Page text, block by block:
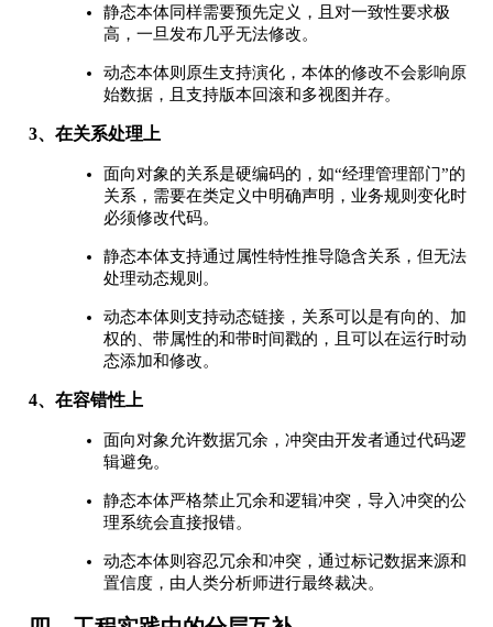
静态本体同样需要预先定义，且对一致性要求极
高，一旦发布几乎无法修改。
动态本体则原生支持演化，本体的修改不会影响原
始数据，且支持版本回滚和多视图并存。
3、在关系处理上
面向对象的关系是硬编码的，如“经理管理部门”的
关系，需要在类定义中明确声明，业务规则变化时
必须修改代码。
静态本体支持通过属性特性推导隐含关系，但无法
处理动态规则。
动态本体则支持动态链接，关系可以是有向的、加
权的、带属性的和带时间戳的，且可以在运行时动
态添加和修改。
4、在容错性上
面向对象允许数据冗余，冲突由开发者通过代码逻
辑避免。
静态本体严格禁止冗余和逻辑冲突，导入冲突的公
理系统会直接报错。
动态本体则容忍冗余和冲突，通过标记数据来源和
置信度，由人类分析师进行最终裁决。